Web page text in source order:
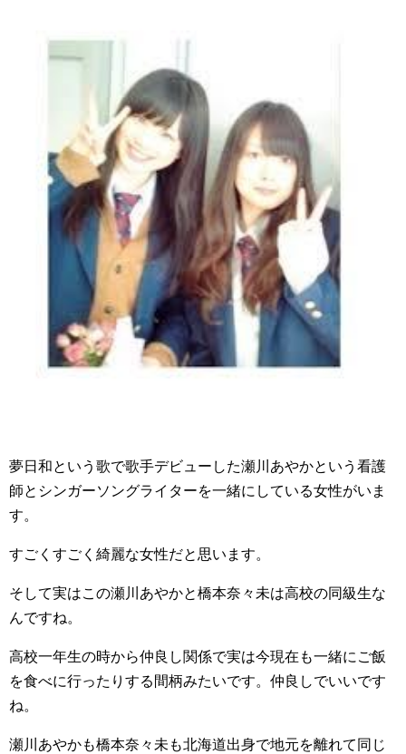
夢日和という歌で歌手デビューした瀬川あやかという看護
師とシンガーソングライターを一緒にしている女性がいま
す。
すごくすごく綺麗な女性だと思います。
そして実はこの瀬川あやかと橋本奈々未は高校の同級生な
んですね。
高校一年生の時から仲良し関係で実は今現在も一緒にご飯
を食べに行ったりする間柄みたいです。仲良しでいいです
ね。
瀬川あやかも橋本奈々未も北海道出身で地元を離れて同じ